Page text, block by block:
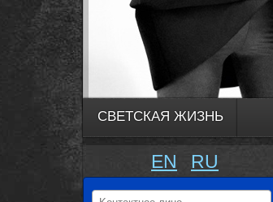
СВЕТСКАЯ ЖИЗНЬ
EN RU